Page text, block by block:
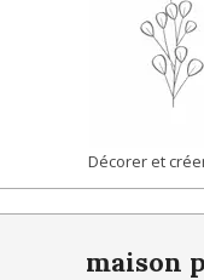
COCON
|
Décorer et
maison